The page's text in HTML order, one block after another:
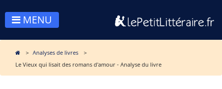
MENU
Analyses de livres
Le Vieux qui lisait des romans d'amour - Analyse du livre